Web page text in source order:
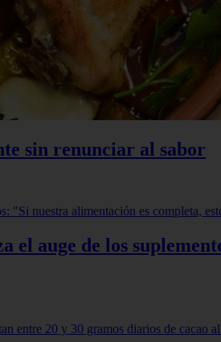
sin renunciar al sabor
auge de los